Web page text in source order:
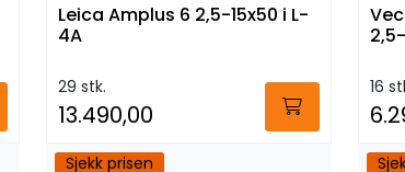
Leica Amplus 6 2,5-15x50 i L-
4A
29 stk.
13.490,00
16
Sjekk prisen